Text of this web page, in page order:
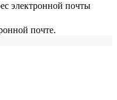
электронной почты
почте.